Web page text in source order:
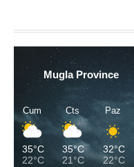
Mugla Province
Cum
35°C
22°C
Cts
35°C
21°C
Paz
32°C
22°C